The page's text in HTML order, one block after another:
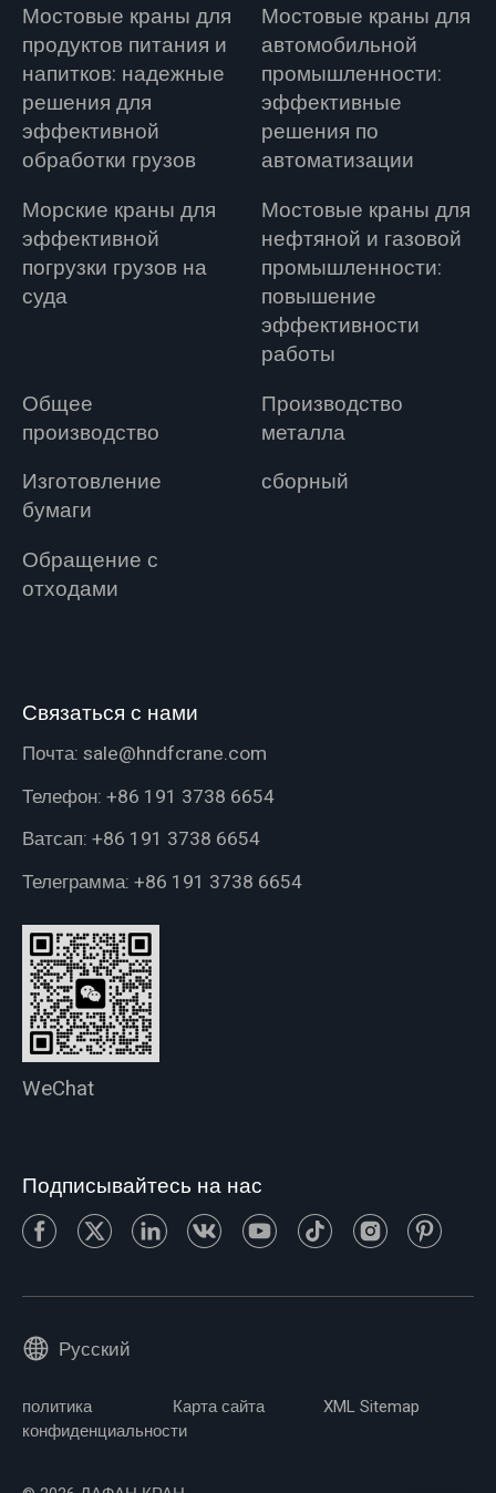
Мостовые краны для
продуктов питания и
напитков: надежные
решения для
эффективной
обработки грузов
Мостовые краны для
автомобильной
промышленности:
эффективные
решения по
автоматизации
Морские краны для
эффективной
погрузки грузов на
суда
Мостовые краны для
нефтяной и газовой
промышленности:
повышение
эффективности
работы
Общее
производство
Производство
металла
Изготовление
бумаги
сборный
Обращение с
отходами
Связаться с нами
Почта: sale@hndfcrane.com
Телефон: +86 191 3738 6654
Ватсап: +86 191 3738 6654
Телеграмма: +86 191 3738 6654
WeChat
Подписывайтесь на нас
Русский
политика
конфиденциальности
Карта сайта XML Sitemap